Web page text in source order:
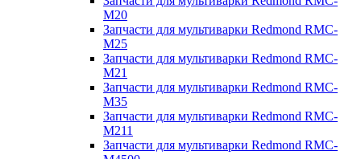
M20
Запчасти для мультиварки Redmond RMC-
M25
Запчасти для мультиварки Redmond RMC-
M21
Запчасти для мультиварки Redmond RMC-
M35
Запчасти для мультиварки Redmond RMC-
M211
Запчасти для мультиварки Redmond RMC-